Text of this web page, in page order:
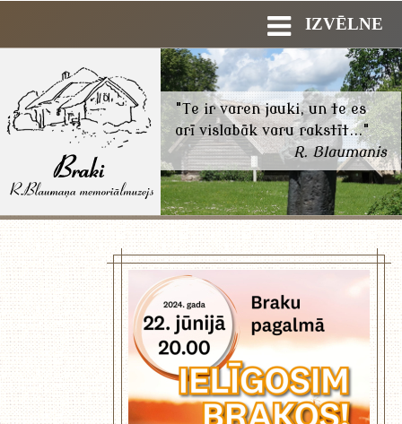
IZVĒLNE
"Te ir varen jauki, un te es
arī vislabāk varu rakstīt..."
R. Blaumanis